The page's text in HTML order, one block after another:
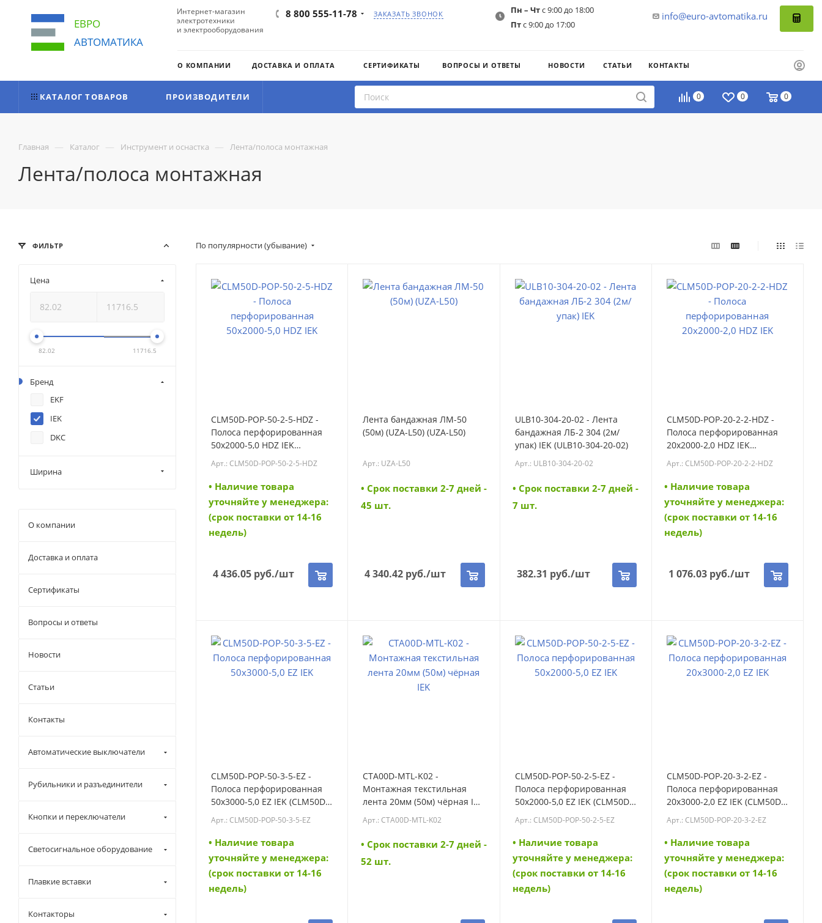
ЕВРО
АВТОМАТИКА
Интернет-магазин
электротехники
и электрооборудования
8 800 555-11-78 ЗАКАЗАТЬ ЗВОНОК info@euro-avtomatika.ru
Пн – Чтс 9:00 до 18:00
Птс 9:00 до 17:00
О КОМПАНИИ ДОСТАВКА И ОПЛАТА СЕРТИФИКАТЫ ВОПРОСЫ И ОТВЕТЫ НОВОСТИ СТАТЬИ КОНТАКТЫ
0 0 0
КАТАЛОГ ТОВАРОВ ПРОИЗВОДИТЕЛИ
Главная — Каталог — Инструмент и оснастка — Лента/полоса монтажная
Лента/полоса монтажная
По популярности (убывание)
CLM50D-POP-50-2-5-HDZ -
Полоса перфорированная
50х2000-5,0 HDZ IEK
(CLM50D-POP-50-2-5-HDZ)
Арт.: CLM50D-POP-50-2-5-HDZ
• Наличие товара
уточняйте у менеджера:
(срок поставки от 14-16
недель)
4 436.05 руб./шт
Лента бандажная ЛМ-50
(50м) (UZA-L50) (UZA-L50)
Арт.: UZA-L50
• Cрок поставки 2-7 дней -
45 шт.
4 340.42 руб./шт
ULB10-304-20-02 - Лента
бандажная ЛБ-2 304 (2м/
упак) IEK (ULB10-304-20-02)
Арт.: ULB10-304-20-02
• Cрок поставки 2-7 дней -
7 шт.
382.31 руб./шт
CLM50D-POP-20-2-2-HDZ -
Полоса перфорированная
20х2000-2,0 HDZ IEK
(CLM50D-POP-20-2-2-HDZ)
Арт.: CLM50D-POP-20-2-2-HDZ
• Наличие товара
уточняйте у менеджера:
(срок поставки от 14-16
недель)
1 076.03руб./шт
CLM50D-POP-50-3-5-EZ -
Полоса перфорированная
50х3000-5,0 EZ IEK (CLM50D-
Арт.: CLM50D-POP-50-3-5-EZ
• Наличие товара
уточняйте у менеджера:
(срок поставки от 14-16
недель)
CTA00D-MTL-K02 -
Монтажная текстильная
лента 20мм (50м) чёрная IEK
Арт.: CTA00D-MTL-K02
• Cрок поставки 2-7 дней -
52 шт.
CLM50D-POP-50-2-5-EZ -
Полоса перфорированная
50х2000-5,0 EZ IEK (CLM50D-
Арт.: CLM50D-POP-50-2-5-EZ
• Наличие товара
уточняйте у менеджера:
(срок поставки от 14-16
недель)
CLM50D-POP-20-3-2-EZ -
Полоса перфорированная
20х3000-2,0 EZ IEK (CLM50D-
Арт.: CLM50D-POP-20-3-2-EZ
• Наличие товара
уточняйте у менеджера:
(срок поставки от 14-16
недель)
ФИЛЬТР
Цена
82.02 11716.5
Бренд
EKF
IEK
DKC
Ширина
О компании
Доставка и оплата
Сертификаты
Вопросы и ответы
Новости
Статьи
Контакты
Автоматические выключатели
Рубильники и разъединители
Кнопки и переключатели
Светосигнальное оборудование
Плавкие вставки
Контакторы